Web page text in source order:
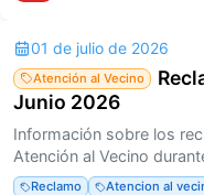
01 de julio de 2026
Atención al Vecino
Junio 2026
Información sobre los
Atención al Vecino
Reclamo Atencion al